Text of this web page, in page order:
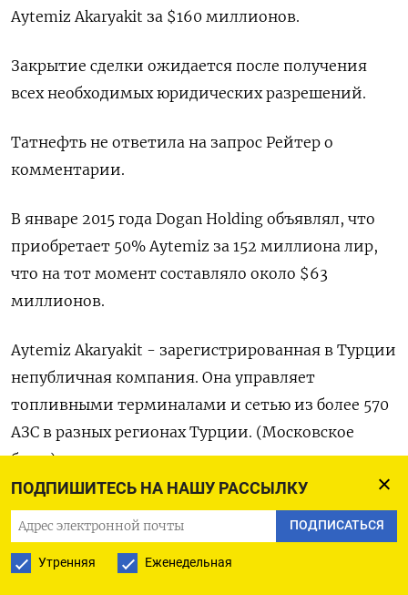
ПОДПИШИТЕСЬ НА НАШУ РАССЫЛКУ
ПОДПИСАТЬСЯ
Утренняя Еженедельная
Aytemiz Akaryakit за $160 миллионов.
Закрытие сделки ожидается после получения
всех необходимых юридических разрешений.
Татнефть не ответила на запрос Рейтер о
комментарии.
В январе 2015 года Dogan Holding объявлял, что
приобретает 50% Aytemiz за 152 миллиона лир,
что на тот момент составляло около $63
миллионов.
Aytemiz Akaryakit - зарегистрированная в Турции
непубличная компания. Она управляет
топливными терминалами и сетью из более 570
АЗС в разных регионах Турции. (Московское
бюро)
ПОДПИСАТЬСЯ НА ТЕЛЕГРАМ